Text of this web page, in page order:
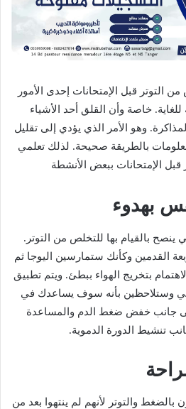
التوتر قبل الإمتحانات إحدى الأمور
للغاية. خاصة وأن القلق أحد الأشياء
وهو الأمر الذي يؤدي إلى تقليل
بالطريقة صحيحة. لذلك تعلمي
الإمتحانات ببعض الأنشطة
بهدوء
ينصح بالقيام بها للتخلص من التوتر.
القدمين وكأنك ستمارسين اليوجا ثم
بتخريج الهواء ببطئ. ويتم تطبيق
يومي وستلاحظين بأنه سوف يساعدك في
جانب خفض ضغط الدم والمساعدة
تنشيط الدورة الدموية.
بالضغط والتوتر لأنهم لم ينتهوا بعد من